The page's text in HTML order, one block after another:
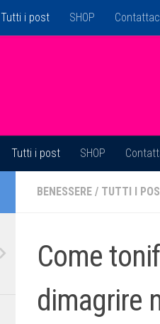
Tutti i post SHOP
Tutti i post SHOP
BENESSERE / TUTTI I
Come
dimagrire